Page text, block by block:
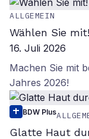
ALLGEMEIN
Wählen Sie mit!
16. Juli 2026
Machen Sie mit
Jahres 2026!
BDW Plus
Glatte Haut